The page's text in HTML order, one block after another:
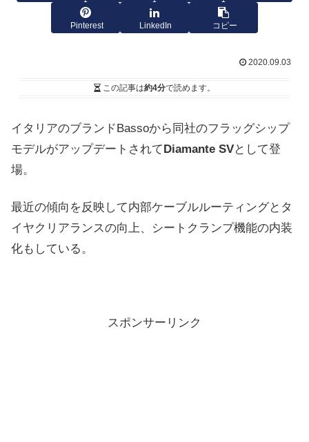
Pinterest LinkedIn コピー
2020.09.03
この記事は約4分で読めます。
イタリアのブランドBassoから同社のフラッグシップ
モデルがアップデートされてDiamante SVとして登
場。
最近の傾向を反映して内部ケーブルルーティングとタ
イヤクリアランスの向上、シートクランプ機能の内装
化もしている。
スポンサーリンク